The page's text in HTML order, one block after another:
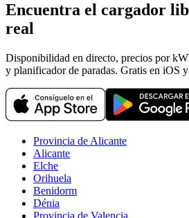
Encuentra el cargador
real
Disponibilidad en directo, precios por
y planificador de paradas. Gratis en iOS
Provincia de Alicante
Alicante
Elche
Orihuela
Benidorm
Dénia